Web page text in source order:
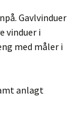
Gavlvinduer
vinduer i
med måler i
anlagt